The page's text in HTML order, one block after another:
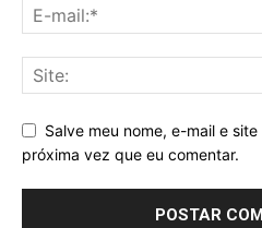
Salve meu nome, e-mail e
próxima vez que eu comentar.